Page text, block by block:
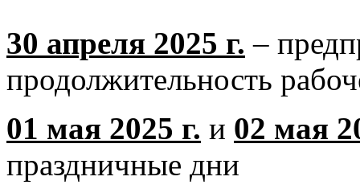
30 апреля 2025 г. –
продолжительность
01 мая 2025 г. и 02 мая
праздничные дни